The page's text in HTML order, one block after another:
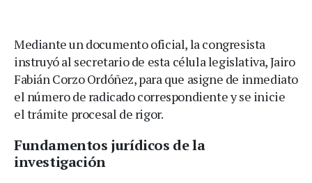
Mediante un documento oficial, la congresista
instruyó al secretario de esta célula legislativa, Jairo
Fabián Corzo Ordóñez, para que asigne de inmediato
el número de radicado correspondiente y se inicie
el trámite procesal de rigor.
Fundamentos jurídicos de la
investigación